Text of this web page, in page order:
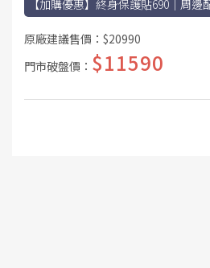
【加購優惠】終身保護貼690｜周
原廠建議售價： $20990
門市破盤價： $11590